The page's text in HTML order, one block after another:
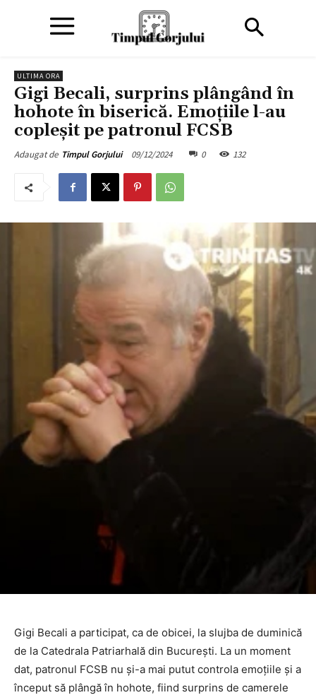
ULTIMA ORA
Gigi Becali, surprins plângând în
hohote în biserică. Emoțiile l-au
copleșit pe patronul FCSB
Adaugat de Timpul Gorjului 09/12/2024 0 132
Gigi Becali a participat, ca de obicei, la slujba de duminică
de la Catedrala Patriarhală din București. La un moment
dat, patronul FCSB nu și-a mai putut controla emoțiile și a
început să plângă în hohote, fiind surprins de camerele